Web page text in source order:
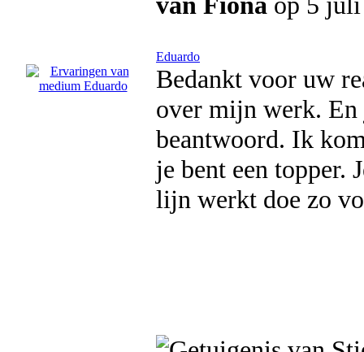
Eduardo
Bedankt voor uw
over mijn werk. En
beantwoord. Ik
je bent een topper.
lijn werkt doe zo